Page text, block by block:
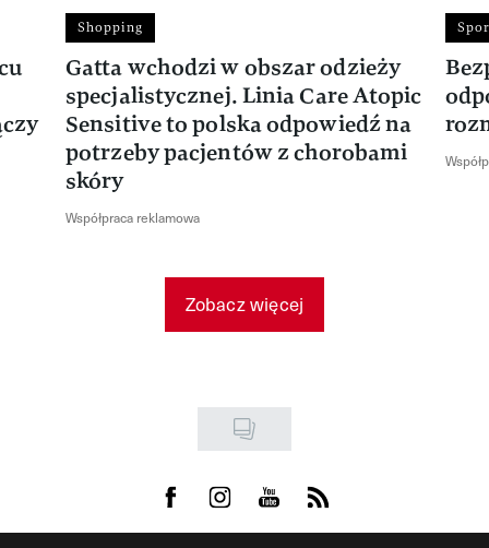
Shopping
Gatta wchodzi w obszar odzieży
specjalistycznej. Linia Care Atopic
Sensitive to polska odpowiedź na
potrzeby pacjentów z chorobami
skóry
Współpraca reklamowa
Zobacz więcej
Visit us on Facebook
Visit us on Instagram
Visit us on Youtube
Visit us on Rss